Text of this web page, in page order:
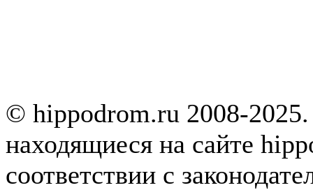
© hippodrom.ru 2008-
находящиеся на сайте
соответствии с